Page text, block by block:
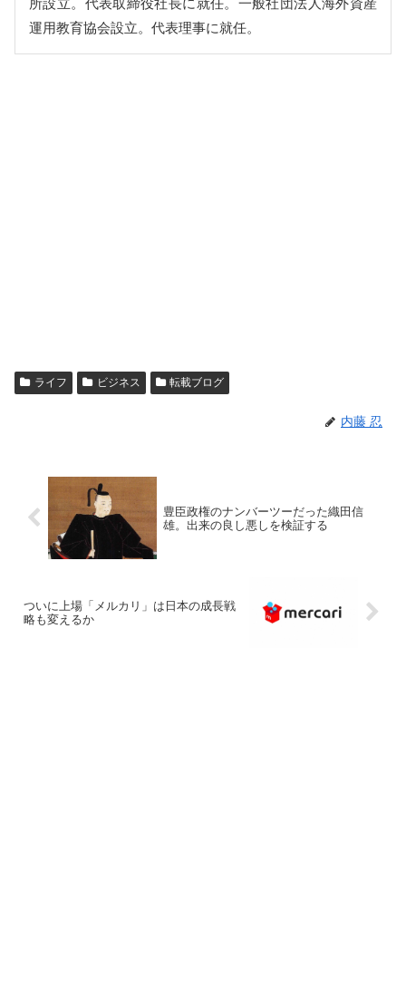
所設立。代表取締役社長に就任。一般社団法人海外資産
運用教育協会設立。代表理事に就任。
ライフ ビジネス 転載ブログ
内藤 忍
豊臣政権のナンバーツーだった織田信
雄。出来の良し悪しを検証する
ついに上場「メルカリ」は日本の成長戦
略も変えるか